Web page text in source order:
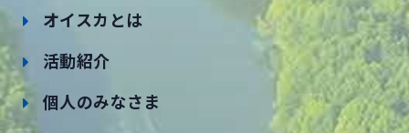
オイスカとは
活動紹介
個人のみなさま